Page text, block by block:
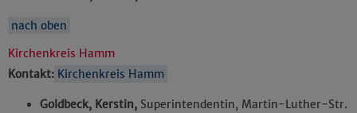
nach oben
Kirchenkreis Hamm
Kontakt: Kirchenkreis Hamm
Goldbeck, Kerstin, Superintendentin, Martin-Luther-Str.